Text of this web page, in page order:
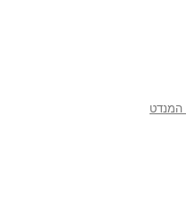
המנדט